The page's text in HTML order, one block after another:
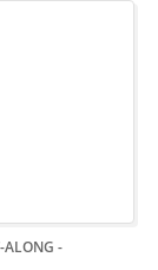
ALONG -